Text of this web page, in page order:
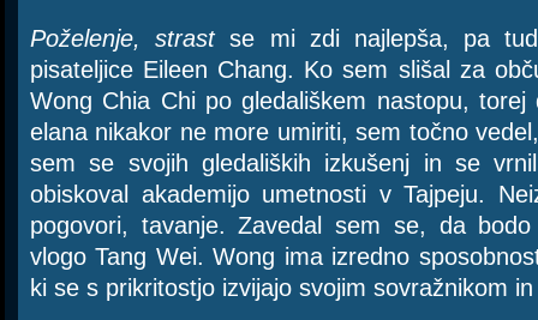
Poželenje, strastse mi zdi najlepša, pa
pisateljice Eileen Chang. Ko sem slišal za
Wong Chia Chi po gledališkem nastopu,
elana nikakor ne more umiriti, sem točno
sem se svojih gledaliških izkušenj in se
obiskoval akademijo umetnosti v Tajpeju.
pogovori, tavanje. Zavedal sem se, da
vlogo Tang Wei. Wong ima izredno
ki se s prikritostjo izvijajo svojim sovražnikom